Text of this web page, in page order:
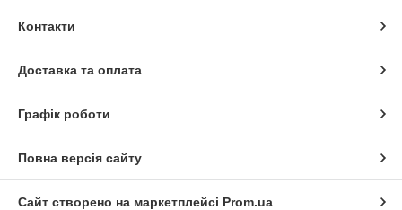
Контакти
Доставка та оплата
Графік роботи
Повна версія сайту
Сайт створено на маркетплейсі Prom.ua